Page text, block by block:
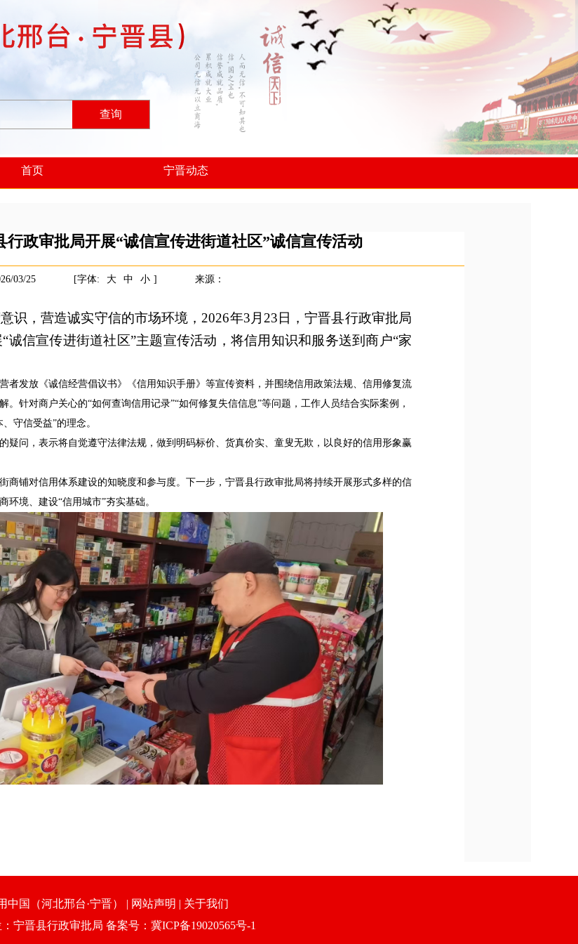
查询
首页 宁晋动态
行政审批局开展“诚信宣传进街道社区”诚信宣传活动
03/25 [字体: 大 中 小 ] 来源：
识，营造诚实守信的市场环境，2026年3月23日，宁晋县行政审批局
诚信宣传进街道社区”主题宣传活动，将信用知识和服务送到商户“家
发放《诚信经营倡议书》《信用知识手册》等宣传资料，并围绕信用政策法规、信用修复流
针对商户关心的“如何查询信用记录”“如何修复失信信息”等问题，工作人员结合实际案例，
守信受益”的理念。
问，表示将自觉遵守法律法规，做到明码标价、货真价实、童叟无欺，以良好的信用形象赢
铺对信用体系建设的知晓度和参与度。下一步，宁晋县行政审批局将持续开展形式多样的信
境、建设“信用城市”夯实基础。
中国（河北邢台·宁晋） | 网站声明 | 关于我们
宁晋县行政审批局 备案号：冀ICP备19020565号-1